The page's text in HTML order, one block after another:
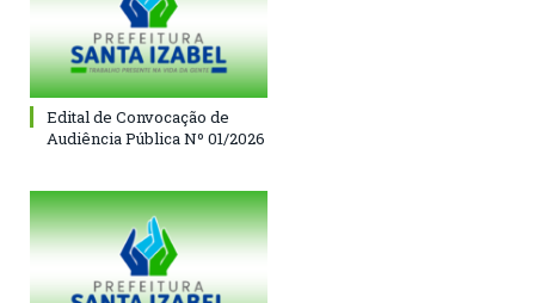
Edital de Convocação de
Audiência Pública Nº 01/2026